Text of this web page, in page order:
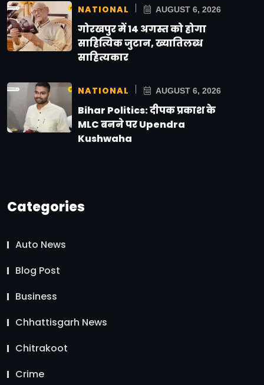
NATIONAL AUGUST 6, 2026
गोरखपुर में 14 अगस्त को होगा
साहित्यिक जुटान, ख्यातिलब्ध
साहित्यकार
NATIONAL AUGUST 6, 2026
Bihar Politics: दीपक प्रकाश के
MLC बनने पर Upendra
Kushwaha
Categories
Auto News
Blog Post
Business
Chhattisgarh News
Chitrakoot
Crime